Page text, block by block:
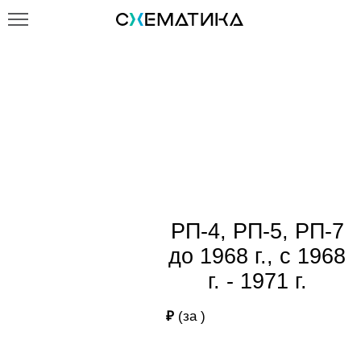
РП-4, РП-5, РП-7
до 1968 г., с 1968
г. - 1971 г.
₽ (за )